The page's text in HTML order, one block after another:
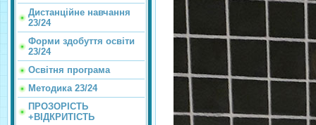
Дистанційне навчання
23/24
Форми здобуття освіти
23/24
Освітня програма
Методика 23/24
ПРОЗОРІСТЬ
+ВІДКРИТІСТЬ